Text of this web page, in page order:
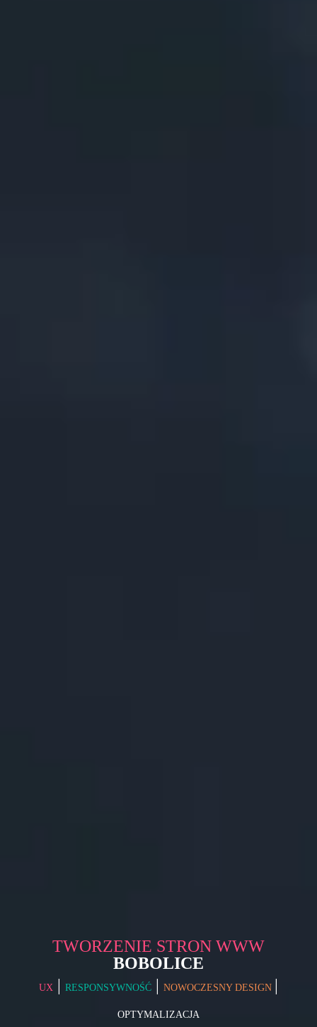
TWORZENIE STRON WWW
BOBOLICE
UX | RESPONSYWNOŚĆ | NOWOCZESNY DESIGN |
OPTYMALIZACJA